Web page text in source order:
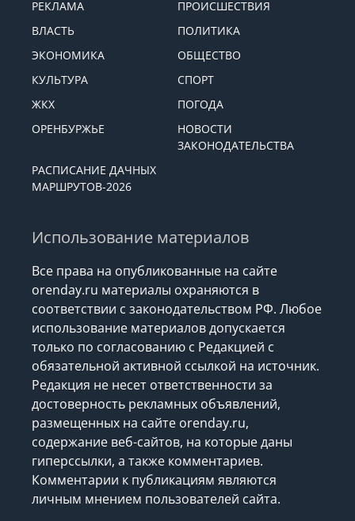
РЕКЛАМА
ПРОИСШЕСТВИЯ
ВЛАСТЬ
ПОЛИТИКА
ЭКОНОМИКА
ОБЩЕСТВО
КУЛЬТУРА
СПОРТ
ЖКХ
ПОГОДА
ОРЕНБУРЖЬЕ
НОВОСТИ
ЗАКОНОДАТЕЛЬСТВА
РАСПИСАНИЕ ДАЧНЫХ
МАРШРУТОВ-2026
Использование материалов
Все права на опубликованные на сайте
orenday.ru материалы охраняются в
соответствии с законодательством РФ. Любое
использование материалов допускается
только по согласованию с Редакцией с
обязательной активной ссылкой на источник.
Редакция не несет ответственности за
достоверность рекламных объявлений,
размещенных на сайте orenday.ru,
содержание веб-сайтов, на которые даны
гиперссылки, а также комментариев.
Комментарии к публикациям являются
личным мнением пользователей сайта.